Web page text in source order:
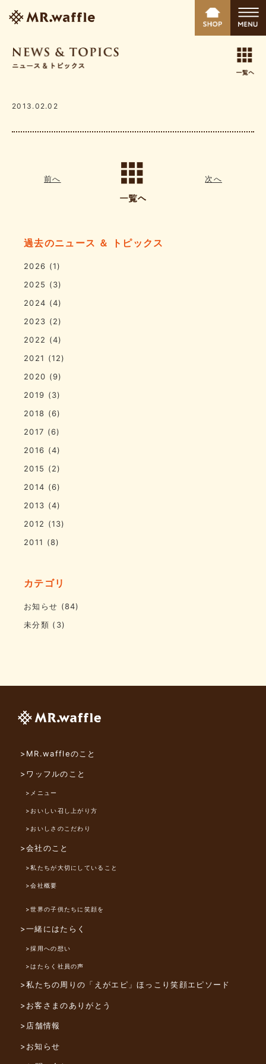
2013.02.02
前へ 次へ
過去のニュース ＆ トピックス
2026 (1)
2025 (3)
2024 (4)
2023 (2)
2022 (4)
2021 (12)
2020 (9)
2019 (3)
2018 (6)
2017 (6)
2016 (4)
2015 (2)
2014 (6)
2013 (4)
2012 (13)
2011 (8)
カテゴリ
お知らせ (84)
未分類 (3)
>MR.waffleのこと
>ワッフルのこと
>メニュー
>おいしい召し上がり方
>おいしさのこだわり
>会社のこと
>私たちが大切にしていること
>会社概要
>世界の子供たちに笑顔を
>一緒にはたらく
>採用への想い
>はたらく社員の声
>私たちの周りの「えがエピ」ほっこり笑顔エピソード
>お客さまのありがとう
>店舗情報
>お知らせ